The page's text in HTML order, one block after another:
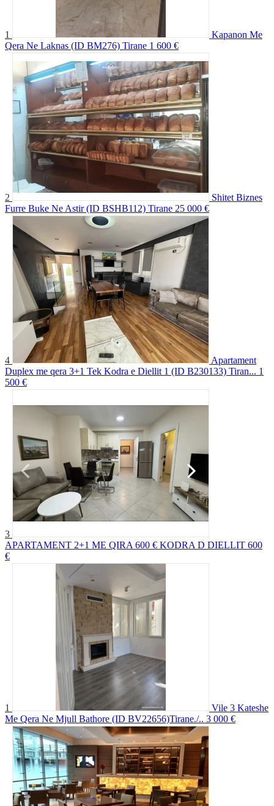
1
Kapanon Me
Qera Ne Laknas (ID BM276) Tirane 1 600 €
2
Shitet Biznes
Furre Buke Ne Astir (ID BSHB112) Tirane 25 000 €
4
Apartament
Duplex me qera 3+1 Tek Kodra e Diellit 1 (ID B230133) Tiran... 1
500 €
3
APARTAMENT 2+1 ME QIRA 600 € KODRA D DIELLIT 600
€
1
Vile 3 Kateshe
Me Qera Ne Mjull Bathore (ID BV22656)Tirane./.. 3 000 €